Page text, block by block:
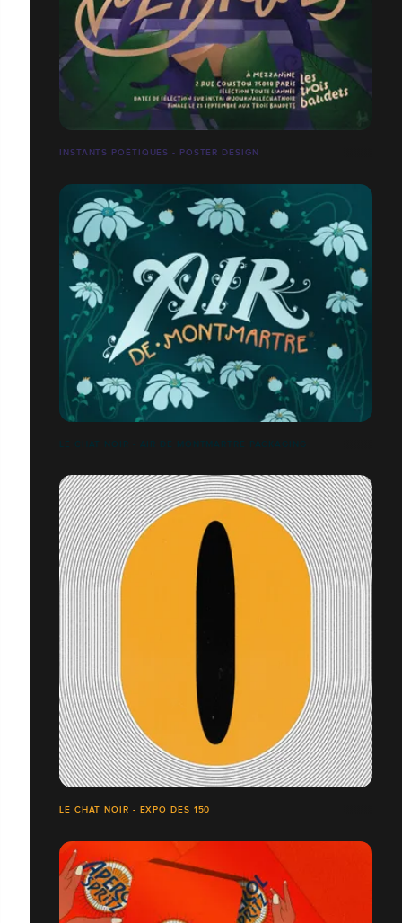
INSTANTS POÉTIQUES - POSTER DESIGN
LE CHAT NOIR - AIR DE MONTMARTRE PACKAGING
LE CHAT NOIR - EXPO DES 150